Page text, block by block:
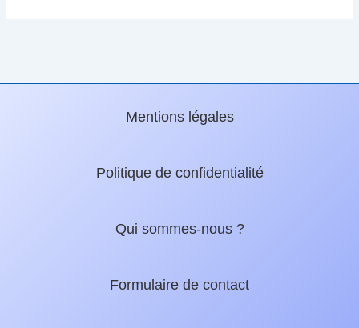
Mentions légales
Politique de confidentialité
Qui sommes-nous ?
Formulaire de contact